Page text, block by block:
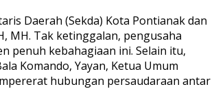
Daerah (Sekda) Kota Pontianak dan
MH. Tak ketinggalan, pengusaha
penuh kebahagiaan ini. Selain itu,
Komando, Yayan, Ketua Umum
hubungan persaudaraan antar